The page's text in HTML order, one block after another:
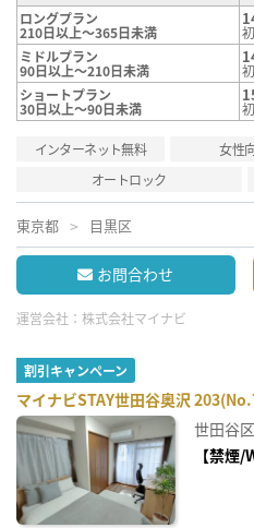
ロングプラン
210日以上～365日未満
ミドルプラン
90日以上～210日未満
ショートプラン
30日以上～90日未満
インターネット無料 女性
オートロック
東京都 目黒区
お問合わせ
運営会社： 株式会社マイナビ
割引キャンペーン
マイナビSTAY世田谷奥沢
世田谷区
【禁煙/